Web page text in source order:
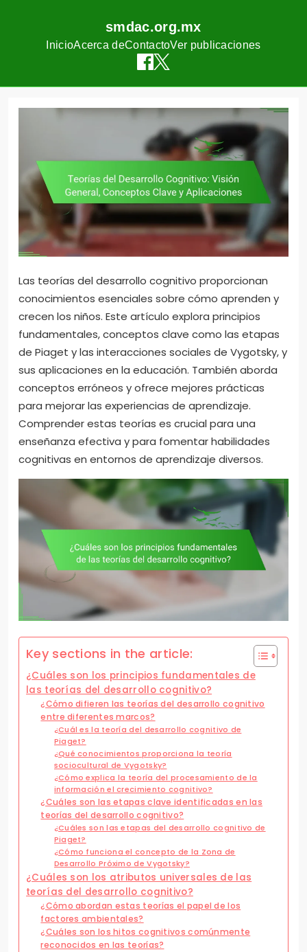
smdac.org.mx
InicioAcerca deContactoVer publicaciones
Las teorías del desarrollo cognitivo proporcionan
conocimientos esenciales sobre cómo aprenden y
crecen los niños. Este artículo explora principios
fundamentales, conceptos clave como las etapas
de Piaget y las interacciones sociales de Vygotsky, y
sus aplicaciones en la educación. También aborda
conceptos erróneos y ofrece mejores prácticas
para mejorar las experiencias de aprendizaje.
Comprender estas teorías es crucial para una
enseñanza efectiva y para fomentar habilidades
cognitivas en entornos de aprendizaje diversos.
Key sections in the article:
¿Cuáles son los principios fundamentales de
las teorías del desarrollo cognitivo?
¿Cómo difieren las teorías del desarrollo cognitivo
entre diferentes marcos?
¿Cuál es la teoría del desarrollo cognitivo de
Piaget?
¿Qué conocimientos proporciona la teoría
sociocultural de Vygotsky?
¿Cómo explica la teoría del procesamiento de la
información el crecimiento cognitivo?
¿Cuáles son las etapas clave identificadas en las
teorías del desarrollo cognitivo?
¿Cuáles son las etapas del desarrollo cognitivo de
Piaget?
¿Cómo funciona el concepto de la Zona de
Desarrollo Próximo de Vygotsky?
¿Cuáles son los atributos universales de las
teorías del desarrollo cognitivo?
¿Cómo abordan estas teorías el papel de los
factores ambientales?
¿Cuáles son los hitos cognitivos comúnmente
reconocidos en las teorías?